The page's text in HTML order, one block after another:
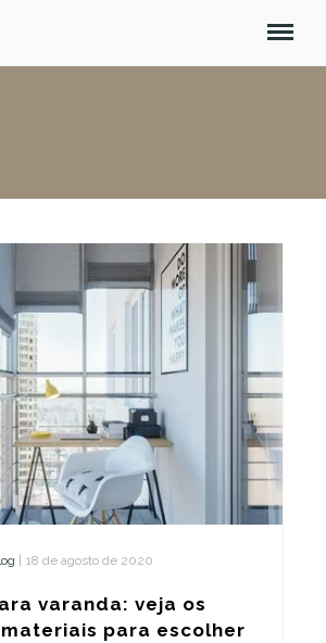
| 18 de agosto de 2020
varanda: veja os
para escolher